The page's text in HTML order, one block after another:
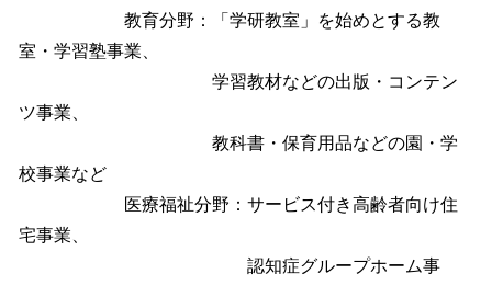
教育分野：「学研教室」を始めとする教
室・学習塾事業、
学習教材などの出版・コンテン
ツ事業、
教科書・保育用品などの園・学
校事業など
医療福祉分野：サービス付き高齢者向け住
宅事業、
認知症グループホーム事